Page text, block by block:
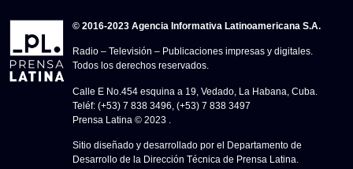
© 2016-2023 Agencia Informativa Latinoamericana S.A.
Radio – Televisión – Publicaciones impresas y digitales.
Todos los derechos reservados.
Calle E No.454 esquina a 19, Vedado, La Habana, Cuba.
Teléf: (+53) 7 838 3496, (+53) 7 838 3497
Prensa Latina © 2023 .
Sitio diseñado y desarrollado por el Departamento de
Desarrollo de la Dirección Técnica de Prensa Latina.